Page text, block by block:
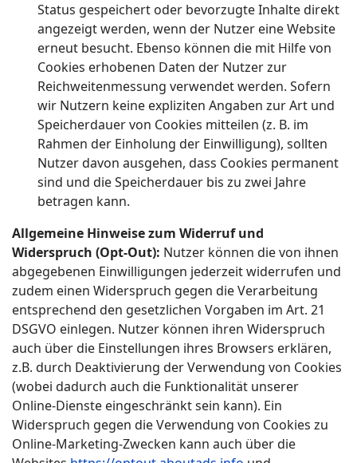
Status gespeichert oder bevorzugte Inhalte direkt
angezeigt werden, wenn der Nutzer eine Website
erneut besucht. Ebenso können die mit Hilfe von
Cookies erhobenen Daten der Nutzer zur
Reichweitenmessung verwendet werden. Sofern
wir Nutzern keine expliziten Angaben zur Art und
Speicherdauer von Cookies mitteilen (z. B. im
Rahmen der Einholung der Einwilligung), sollten
Nutzer davon ausgehen, dass Cookies permanent
sind und die Speicherdauer bis zu zwei Jahre
betragen kann.
Allgemeine Hinweise zum Widerruf und
Widerspruch (Opt-Out): Nutzer können die von ihnen
abgegebenen Einwilligungen jederzeit widerrufen und
zudem einen Widerspruch gegen die Verarbeitung
entsprechend den gesetzlichen Vorgaben im Art. 21
DSGVO einlegen. Nutzer können ihren Widerspruch
auch über die Einstellungen ihres Browsers erklären,
z.B. durch Deaktivierung der Verwendung von Cookies
(wobei dadurch auch die Funktionalität unserer
Online-Dienste eingeschränkt sein kann). Ein
Widerspruch gegen die Verwendung von Cookies zu
Online-Marketing-Zwecken kann auch über die